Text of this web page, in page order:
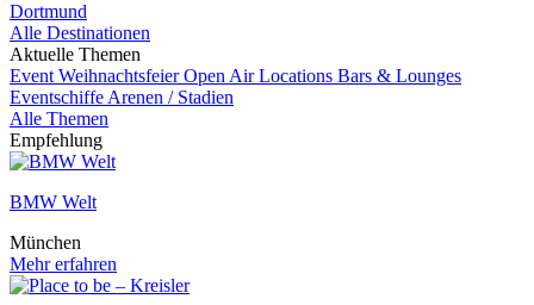
Dortmund
Alle Destinationen
Aktuelle Themen
Event WeihnachtsfeierOpen Air Locations Bars & Lounges
Eventschiffe Arenen / Stadien
Alle Themen
Empfehlung
BMW Welt
München
Mehr erfahren